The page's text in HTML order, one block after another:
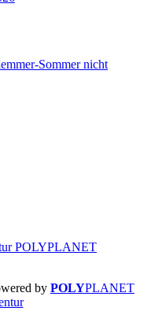
Sommer nicht
by POLYPLANET